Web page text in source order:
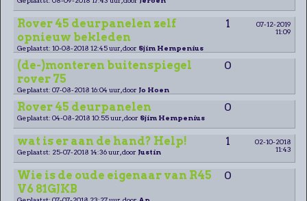
Rover 45 deurpanelen zelf
opnieuw bekleden
1
07-12-2019
11:09
Geplaatst: 10-08-2018 12:45 uur, door Sjim Hempenius
(de-)monteren buitenspiegel
rover 75
0
Geplaatst: 07-08-2018 16:04 uur, door Jo Hoen
Rover 45 deurpanelen 0
Geplaatst: 04-08-2018 10:55 uur, door Sjim Hempenius
wat is er aan de hand? Help! 1
02-10-2018
11:43
Geplaatst: 25-07-2018 14:36 uur, door Justin
Wie is de oude eigenaar van R45
V6 81GJKB
0
Geplaatst: 07-07-2018 23:27 uur, door Ap